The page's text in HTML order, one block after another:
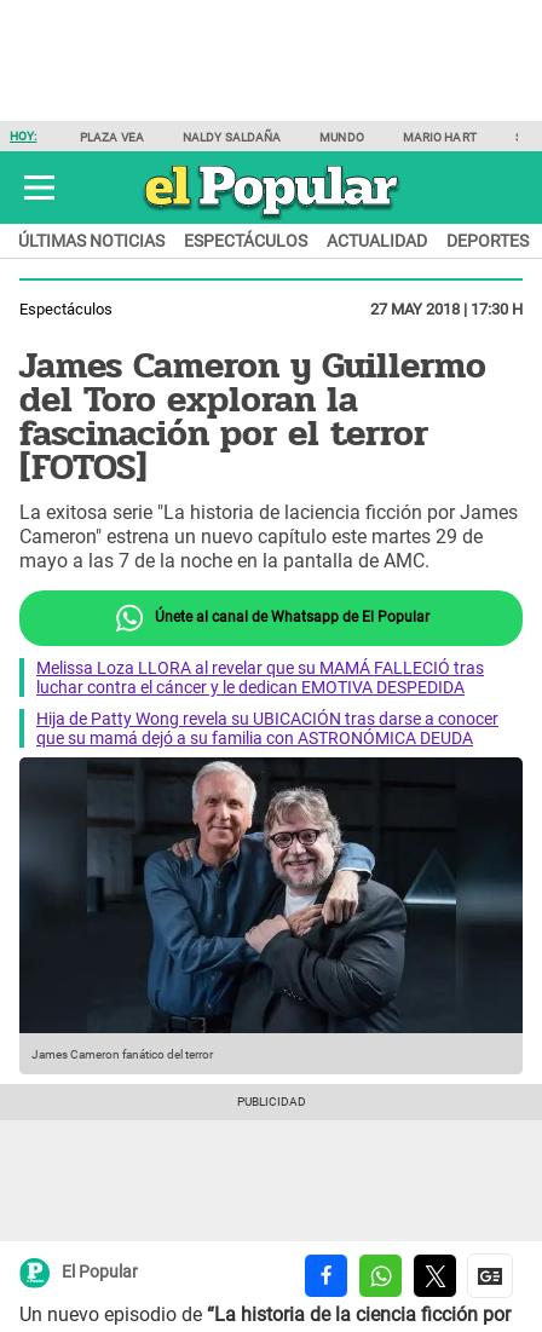
HOY: PLAZA VEA NALDY SALDAÑA MUNDO MARIO HART
ÚLTIMAS NOTICIAS ESPECTÁCULOS ACTUALIDAD DEPORTES
Espectáculos 27 MAY 2018 | 17:30 H
James Cameron y Guillermo
del Toro exploran la
fascinación por el terror
[FOTOS]
La exitosa serie "La historia de laciencia ficción por James
Cameron" estrena un nuevo capítulo este martes 29 de
mayo a las 7 de la noche en la pantalla de AMC.
Únete al canal de Whatsapp de El Popular
Melissa Loza LLORA al revelar que su MAMÁ FALLECIÓ tras
luchar contra el cáncer y le dedican EMOTIVA DESPEDIDA
Hija de Patty Wong revela su UBICACIÓN tras darse a conocer
que su mamá dejó a su familia con ASTRONÓMICA DEUDA
James Cameron fanático del terror
El Popular
Un nuevo episodio de “La historia de la ciencia ficción por